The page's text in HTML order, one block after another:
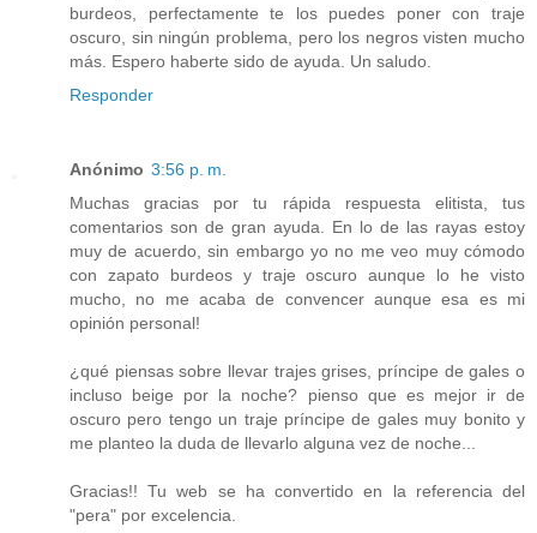
burdeos, perfectamente te los puedes poner con traje
oscuro, sin ningún problema, pero los negros visten mucho
más. Espero haberte sido de ayuda. Un saludo.
Responder
Anónimo 3:56 p. m.
Muchas gracias por tu rápida respuesta elitista, tus
comentarios son de gran ayuda. En lo de las rayas estoy
muy de acuerdo, sin embargo yo no me veo muy cómodo
con zapato burdeos y traje oscuro aunque lo he visto
mucho, no me acaba de convencer aunque esa es mi
opinión personal!
¿qué piensas sobre llevar trajes grises, príncipe de gales o
incluso beige por la noche? pienso que es mejor ir de
oscuro pero tengo un traje príncipe de gales muy bonito y
me planteo la duda de llevarlo alguna vez de noche...
Gracias!! Tu web se ha convertido en la referencia del
"pera" por excelencia.